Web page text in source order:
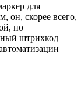
для
он, скорее всего,
но
штрихкод —